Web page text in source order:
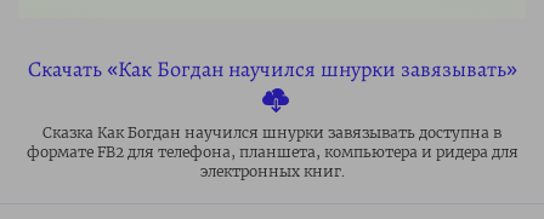
Скачать «Как Богдан научился шнурки завязывать»
Сказка Как Богдан научился шнурки завязывать доступна в
формате FB2 для телефона, планшета, компьютера и ридера для
электронных книг.